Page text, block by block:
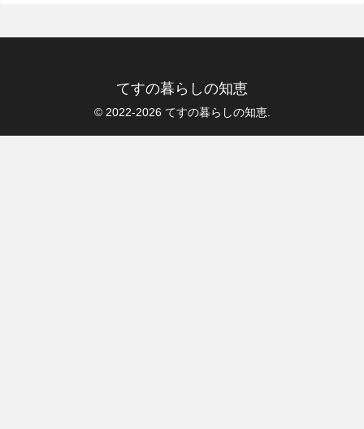
てすの暮らしの知恵
© 2022-2026 てすの暮らしの知恵.